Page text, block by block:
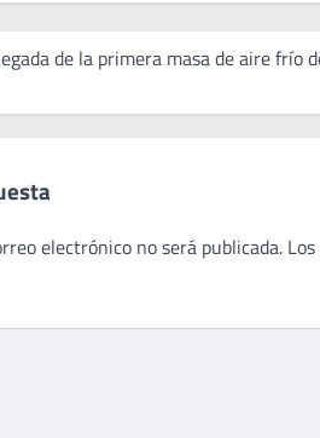
de la primera masa de aire frío
electrónico no será publicada.